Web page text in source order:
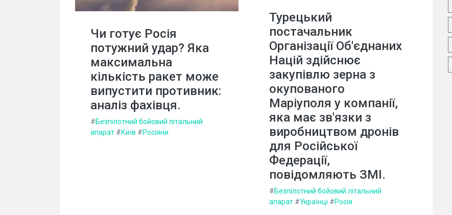
Чи готує Росія
потужний удар? Яка
максимальна
кількість ракет може
випустити противник:
аналіз фахівця.
#Безпілотний бойовий літальний
апарат #Київ #Росіяни
Турецький
постачальник
Організації Об'єднаних
Націй здійснює
закупівлю зерна з
окупованого
Маріуполя у компанії,
яка має зв'язки з
виробництвом дронів
для Російської
Федерації,
повідомляють ЗМІ.
#Безпілотний бойовий літальний
апарат #Українці #Росія